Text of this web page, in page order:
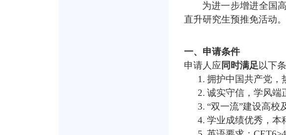
为进一步增进全国
直升研究生预推免活动
一、申请条件
申请人应 同时满足以下
1. 拥护中国共产党，
2. 诚实守信，学风端
3. “双一流”建设高校
4. 学业成绩优秀，本